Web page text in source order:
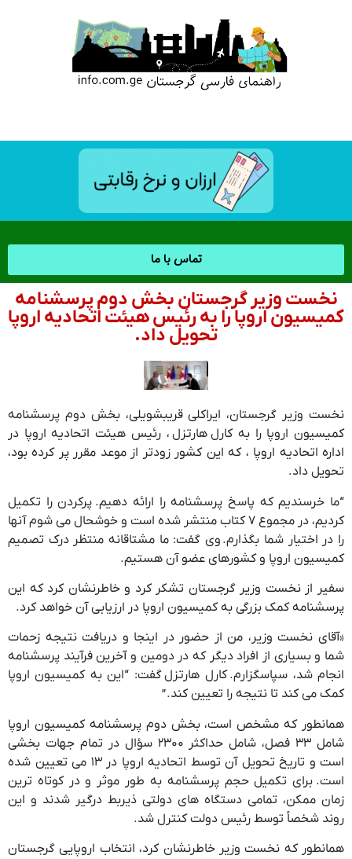
تماس با ما
نخست وزیر گرجستان بخش دوم پرسشنامه
کمیسیون اروپا را به رئیس هیئت اتحادیه اروپا
تحویل داد.
نخست وزیر گرجستان، ایراکلی قریبشویلی، بخش دوم پرسشنامه
کمیسیون اروپا را به کارل هارتزل ، رئیس هیئت اتحادیه اروپا در
اداره اتحادیه اروپا ، که این کشور زودتر از موعد مقرر پر کرده بود،
تحویل داد.
“ما خرسندیم که پاسخ پرسشنامه را ارائه دهیم. پرکردن را تکمیل
کردیم، در مجموع ۷ کتاب منتشر شده است و خوشحال می شوم آنها
را در اختیار شما بگذارم. وی گفت: ما مشتاقانه منتظر درک تصمیم
کمیسیون اروپا و کشورهای عضو آن هستیم.
سفیر از نخست وزیر گرجستان تشکر کرد و خاطرنشان کرد که این
پرسشنامه کمک بزرگی به کمیسیون اروپا در ارزیابی آن خواهد کرد.
«آقای نخست وزیر، من از حضور در اینجا و دریافت نتیجه زحمات
شما و بسیاری از افراد دیگر که در دومین و آخرین فرآیند پرسشنامه
انجام شد، سپاسگزارم. کارل هارتزل گفت: “این به کمیسیون اروپا
کمک می کند تا نتیجه را تعیین کند. ”
همانطور که مشخص است، بخش دوم پرسشنامه کمیسیون اروپا
شامل ۳۳ فصل، شامل حداکثر ۲۳۰۰ سؤال در تمام جهات بخشی
است و تاریخ تحویل آن توسط اتحادیه اروپا در ۱۳ می تعیین شده
است. برای تکمیل حجم پرسشنامه به طور موثر و در کوتاه ترین
زمان ممکن، تمامی دستگاه های دولتی ذیربط درگیر شدند و این
روند شخصاً توسط رئیس دولت کنترل شد.
همانطور که نخست وزیر خاطرنشان کرد، انتخاب اروپایی گرجستان